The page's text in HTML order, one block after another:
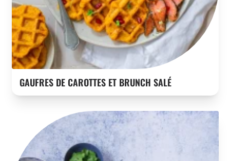
GAUFRES DE CAROTTES ET BRUNCH SALÉ